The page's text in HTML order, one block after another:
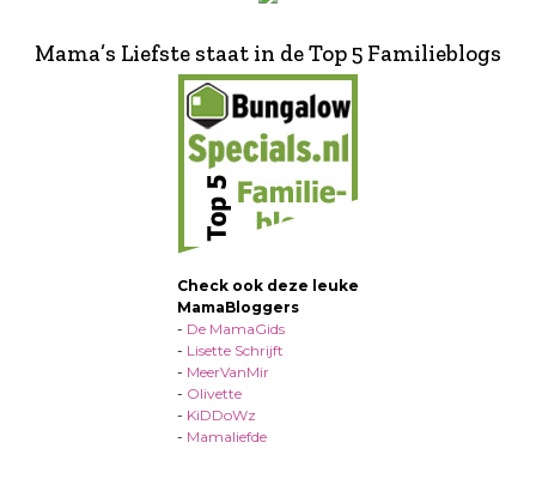
Mama’s Liefste staat in de Top 5 Familieblogs
Check ook deze leuke
MamaBloggers
- De MamaGids
- Lisette Schrijft
- MeerVanMir
- Olivette
- KiDDoWz
- Mamaliefde